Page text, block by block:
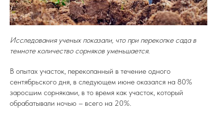
Исследования ученых показали, что при перекопке сада в
темноте количество сорняков уменьшается.
В опытах участок, перекопанный в течение одного
сентябрьского дня, в следующем июне оказался на 80%
заросшим сорняками, в то время как участок, который
обрабатывали ночью – всего на 20%.